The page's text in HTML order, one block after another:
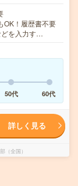
OK！履歴書不要
を入力す…
50代 60代
詳しく見る
（全国）